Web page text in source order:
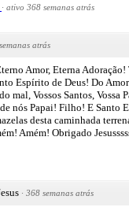
· ativo 368 semanas atrás
atrás
Amor, Eterna
Espírito de Deus! Do
mal, Vossos Santos, Vossa
nós Papai! Filho! E Santo
desta caminhada
Amém! Obrigado
· 368 semanas atrás